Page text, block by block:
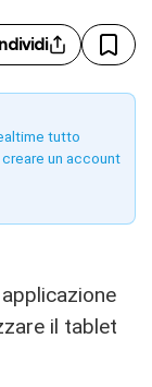
tutto
un account
il tablet